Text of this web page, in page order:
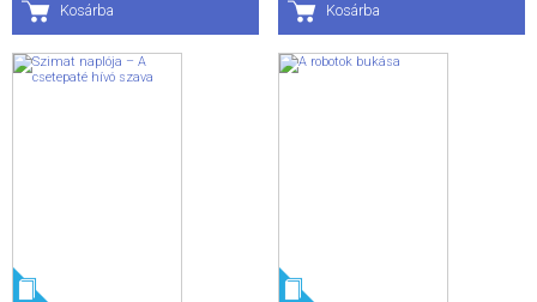
Kosárba Kosárba